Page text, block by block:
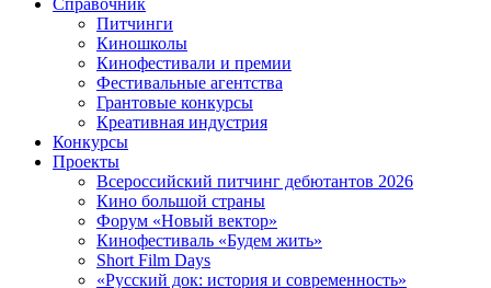
Справочник
Питчинги
Киношколы
Кинофестивали и премии
Фестивальные агентства
Грантовые конкурсы
Креативная индустрия
Конкурсы
Проекты
Всероссийский питчинг дебютантов 2026
Кино большой страны
Форум «Новый вектор»
Кинофестиваль «Будем жить»
Short Film Days
«Русский док: история и современность»